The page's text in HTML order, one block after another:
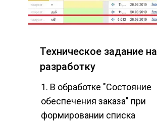
Техническое задание на
разработку
1. В обработке "Состояние
обеспечения заказа" при
формировании списка